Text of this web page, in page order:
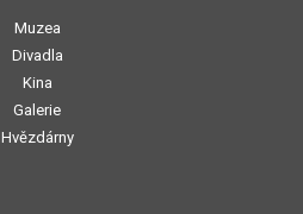
Muzea
Divadla
Kina
Galerie
Hvězdárny